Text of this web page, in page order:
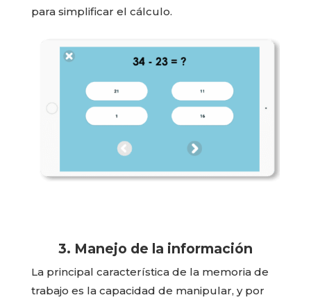
para simplificar el cálculo.
3. Manejo de la información
La principal característica de la memoria de
trabajo es la capacidad de manipular, y por